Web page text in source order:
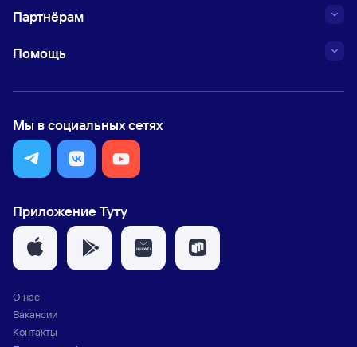
Партнёрам
Помощь
Мы в социальных сетях
Приложение Туту
О нас
Вакансии
Контакты